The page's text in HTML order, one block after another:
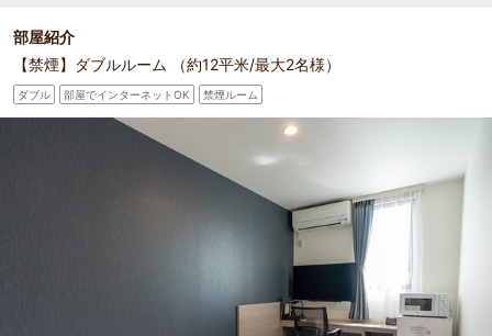
部屋紹介
【禁煙】ダブルルーム （約12平米/最大2名様）
ダブル 部屋でインターネットOK 禁煙ルーム